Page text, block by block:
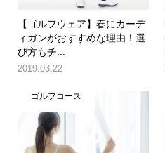
【ゴルフウェア】春にカーデ
ィガンがおすすめな理由！選
び方もチ...
2019.03.22
ゴルフコース